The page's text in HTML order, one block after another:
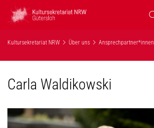
Kultursekretariat NRW Über uns Ansprechpartner*innen
Carla Waldikowski